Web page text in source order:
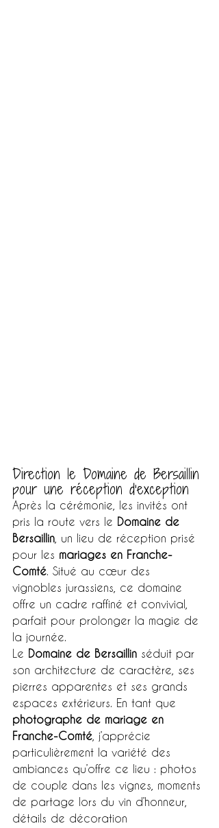
Direction le Domaine de Bersaillin
pour une réception d’exception
Après la cérémonie, les invités ont
pris la route vers le Domaine de
Bersaillin , un lieu de réception prisé
pour les mariages en Franche-
Comté . Situé au cœur des
vignobles jurassiens, ce domaine
offre un cadre raffiné et convivial,
parfait pour prolonger la magie de
la journée.
Le Domaine de Bersaillin séduit par
son architecture de caractère, ses
pierres apparentes et ses grands
espaces extérieurs. En tant que
photographe de mariage en
Franche-Comté , j’apprécie
particulièrement la variété des
ambiances qu’offre ce lieu : photos
de couple dans les vignes, moments
de partage lors du vin d’honneur,
détails de décoration